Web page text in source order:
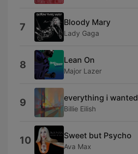
7 Bloody Mary
Lady Gaga
8 Lean On
Major Lazer
9 everything i wanted
Billie Eilish
10 Sweet but Psycho
Ava Max